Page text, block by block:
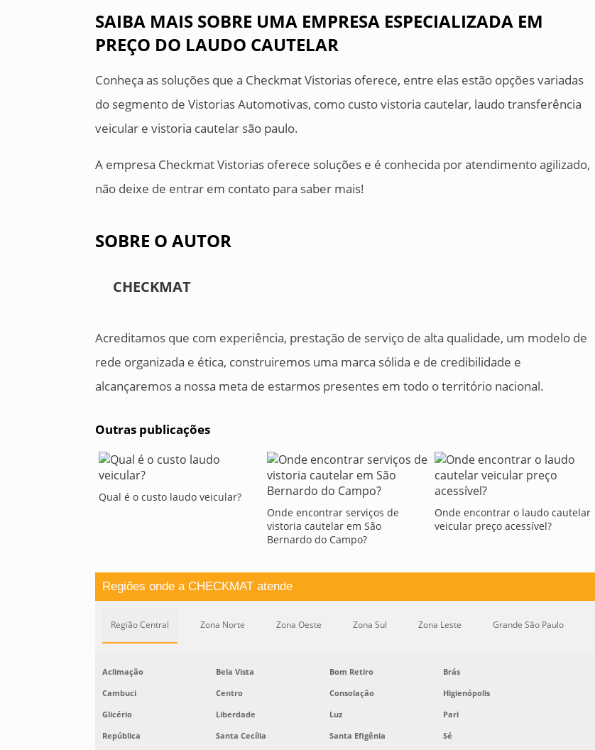
SAIBA MAIS SOBRE UMA EMPRESA ESPECIALIZADA EM
PREÇO DO LAUDO CAUTELAR
Conheça as soluções que a Checkmat Vistorias oferece, entre elas estão opções variadas
do segmento de Vistorias Automotivas, como custo vistoria cautelar, laudo transferência
veicular e vistoria cautelar são paulo.
A empresa Checkmat Vistorias oferece soluções e é conhecida por atendimento agilizado,
não deixe de entrar em contato para saber mais!
SOBRE O AUTOR
CHECKMAT
Acreditamos que com experiência, prestação de serviço de alta qualidade, um modelo de
rede organizada e ética, construiremos uma marca sólida e de credibilidade e
alcançaremos a nossa meta de estarmos presentes em todo o território nacional.
Outras publicações
Qual é o custo laudo veicular?
Onde encontrar serviços de
vistoria cautelar em São
Bernardo do Campo?
Onde encontrar o laudo cautelar
veicular preço acessível?
Regiões onde a CHECKMAT atende
Região Central Zona Norte Zona Oeste Zona Sul Zona Leste Grande São Paulo
Aclimação Bela Vista Bom Retiro
Brás
Cambuci
Centro Consolação
Higienópolis
Glicério
Liberdade Luz
Pari
República
Santa Cecília Santa Efigênia Sé